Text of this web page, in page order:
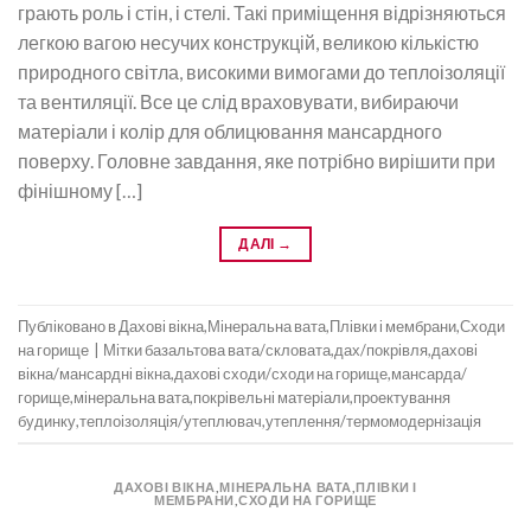
грають роль і стін, і стелі. Такі приміщення відрізняються
легкою вагою несучих конструкцій, великою кількістю
природного світла, високими вимогами до теплоізоляції
та вентиляції. Все це слід враховувати, вибираючи
матеріали і колір для облицювання мансардного
поверху. Головне завдання, яке потрібно вирішити при
фінішному […]
ДАЛІ →
Публіковано вДахові вікна,Мінеральна вата,Плівки і мембрани,Сходи
на горище
Міткибазальтова вата/скловата,дах/покрівля,дахові
вікна/мансардні вікна,дахові сходи/сходи на горище,мансарда/
горище,мінеральна вата,покрівельні матеріали,проектування
будинку,теплоізоляція/утеплювач,утеплення/термомодернізація
ДАХОВІ ВІКНА ,МІНЕРАЛЬНА ВАТА ,ПЛІВКИ І
МЕМБРАНИ ,СХОДИ НА ГОРИЩЕ